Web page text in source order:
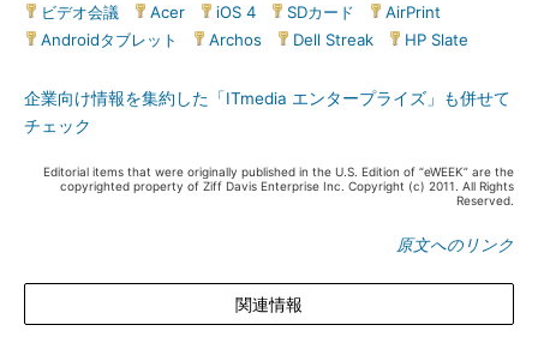
ビデオ会議
Acer iOS 4 SDカード AirPrint
Androidタブレット
Archos Dell Streak HP Slate
企業向け情報を集約した「ITmedia エンタープライズ」も併せて
チェック
Editorial items that were originally published in the U.S. Edition of “eWEEK” are the
copyrighted property of Ziff Davis Enterprise Inc. Copyright (c) 2011. All Rights
Reserved.
原文へのリンク
関連情報